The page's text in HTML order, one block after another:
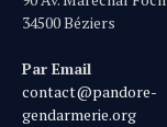
34500 Béziers
Par Email
contact@pandore-
gendarmerie.org